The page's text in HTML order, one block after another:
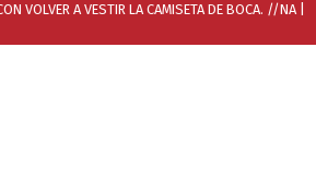
VOLVER A VESTIR LA CAMISETA DE BOCA. //NA